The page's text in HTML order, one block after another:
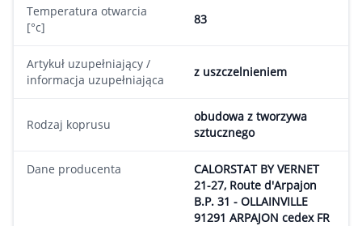
Temperatura otwarcia
[°c]
83
Artykuł uzupełniający /
informacja uzupełniająca
z uszczelnieniem
Rodzaj koprusu
obudowa z tworzywa
sztucznego
Dane producenta
CALORSTAT BY VERNET
21-27, Route d'Arpajon
B.P. 31 - OLLAINVILLE
91291 ARPAJON cedex FR